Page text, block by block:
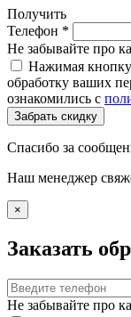
Получить
Телефон *
Не забывайте про
Нажимая кнопку
обработку ваших
ознакомились с
Забрать скидку
Спасибо за
Наш менеджер
×
Заказать
Не забывайте про